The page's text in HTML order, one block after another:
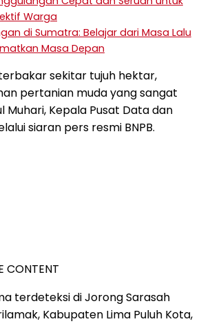
Warga
di Sumatra: Belajar dari Masa Lalu
Masa Depan
sekitar tujuh hektar,
pertanian muda yang sangat
Muhari, Kepala Pusat Data dan
siaran pers resmi BNPB.
CONTENT
terdeteksi di Jorong Sarasah
Kabupaten Lima Puluh Kota,